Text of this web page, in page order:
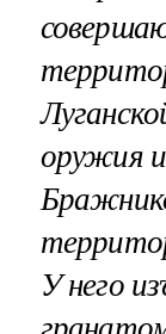
оружия
У него